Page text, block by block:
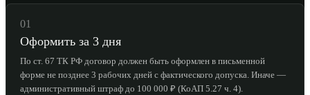
01
Оформить за 3 дня
По ст. 67 ТК РФ договор должен быть оформлен в письменной
форме не позднее 3 рабочих дней с фактического допуска. Иначе —
административный штраф до 100 000 ₽ (КоАП 5.27 ч. 4).